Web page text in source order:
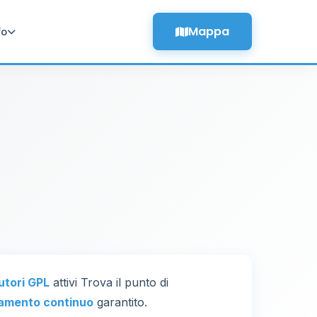
Mappa
GPL attivi Trova il punto di
continuo garantito.